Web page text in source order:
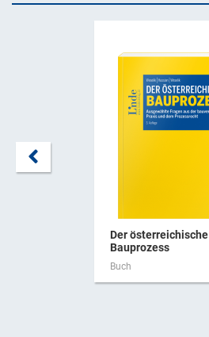
Der österreichische
Bauprozess
Buch